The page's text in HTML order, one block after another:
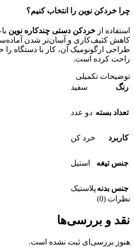
چرا خردکن نوین را انتخاب کنیم؟
استفاده از خردکن دستی چندکاره نوین
کاهش کثیف‌کاری و آسان‌تر شدن
طراحی ارگونومیک آن، کار با دستگاه را
راحت کرده است.
توضیحات تکمیلی
رنگ
سفید
تعداد بسته دو عدد
کاربرد خرد کن
جنس تیغه استیل
جنس بدنه پلاستیک
نظرات (0)
نقد و بررسی‌ها
هنوز بررسی‌ای ثبت نشده است.